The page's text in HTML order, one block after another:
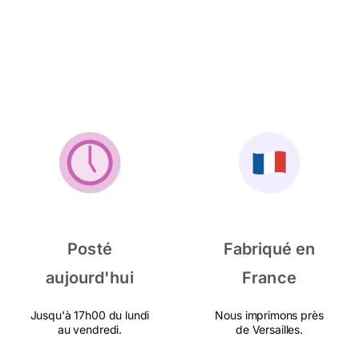
Posté
aujourd'hui
Jusqu'à 17h00 du lundi
au vendredi.
Fabriqué en
France
Nous imprimons près
de Versailles.